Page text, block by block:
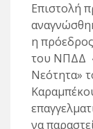
Επιστολή
η
του ΝΠΔΔ
Νεότητα»
να